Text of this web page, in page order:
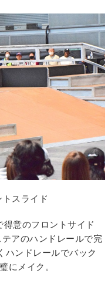
スライド
意のフロントサイド
アのハンドレールで完
ハンドレールでバック
にメイク。